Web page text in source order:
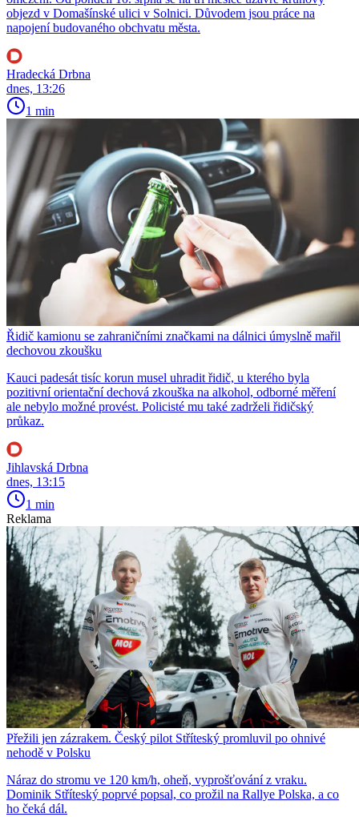
objezd v Domašínské ulici v Solnici. Důvodem jsou práce na
napojení budovaného obchvatu města.
Hradecká Drbna
dnes, 13:26
1 min
Řidič kamionu se zahraničními značkami na dálnici úmyslně mařil
dechovou zkoušku
Kauci padesát tisíc korun musel uhradit řidič, u kterého byla
pozitivní orientační dechová zkouška na alkohol, odborné měření
ale nebylo možné provést. Policisté mu také zadrželi řidičský
průkaz.
Jihlavská Drbna
dnes, 13:15
1 min
Reklama
Přežili jen zázrakem. Český pilot Stříteský promluvil po ohnivé
nehodě v Polsku
Náraz do stromu ve 120 km/h, oheň, vyprošťování z vraku.
Dominik Stříteský poprvé popsal, co prožil na Rallye Polska, a co
ho čeká dál.